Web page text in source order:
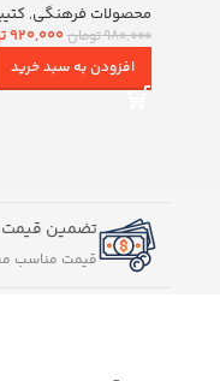
محصولات فرهنگی,
980,000تومان920,000
افزودن به سبد خرید
تضمین
قیمت مناسب